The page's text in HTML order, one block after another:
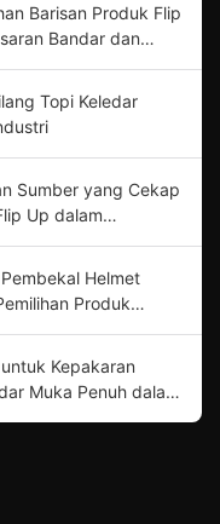
Barisan Produk Flip
Bandar dan
Topi Keledar
Sumber yang Cekap
Up dalam
Helmet
Produk
Kepakaran
Muka Penuh dalam